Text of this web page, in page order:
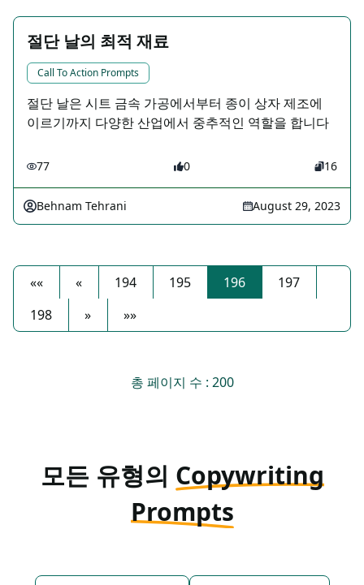
절단 날의 최적 재료
Call To Action Prompts
절단 날은 시트 금속 가공에서부터 종이 상자 제조에
이르기까지 다양한 산업에서 중추적인 역할을 합니다
77 0 16
Behnam Tehrani August 29, 2023
«« « 194 195 196
197
198
» »»
총 페이지 수 : 200
모든 유형의 Copywriting
Prompts